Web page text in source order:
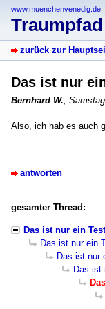
www.muenchenvenedig.de
zurück zur
Das ist nur
Bernhard W.,
Also, ich hab es auch
antworten
gesamter Thread:
Das ist nur ein Test
Das ist nur ein
Das ist nur
Das ist